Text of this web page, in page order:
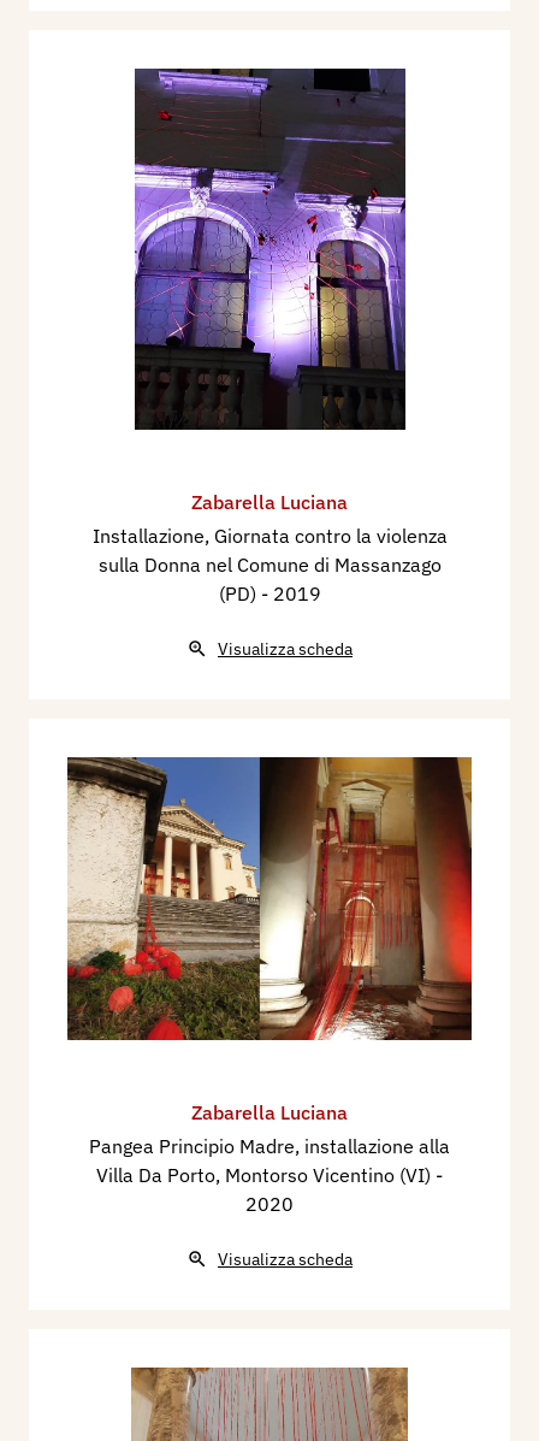
Zabarella Luciana
Installazione, Giornata contro la violenza
sulla Donna nel Comune di Massanzago
(PD) - 2019
Visualizza scheda
Zabarella Luciana
Pangea Principio Madre, installazione alla
Villa Da Porto, Montorso Vicentino (VI) -
2020
Visualizza scheda